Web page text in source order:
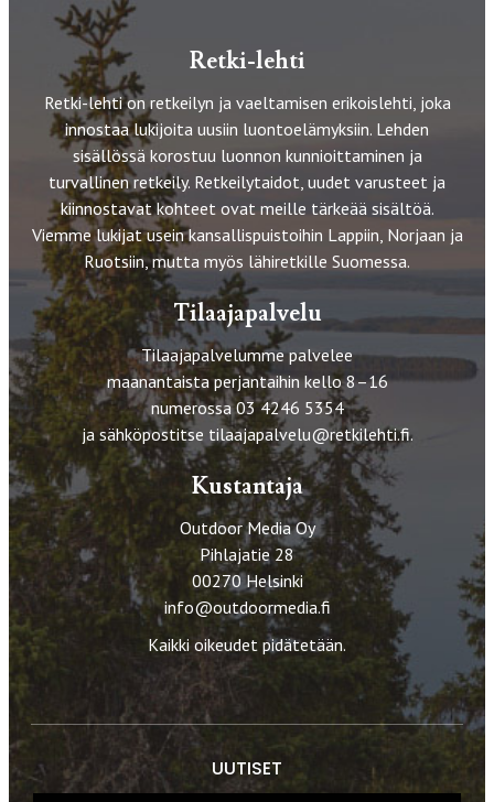
Retki-lehti
Retki-lehti on retkeilyn ja vaeltamisen erikoislehti, joka
innostaa lukijoita uusiin luontoelämyksiin. Lehden
sisällössä korostuu luonnon kunnioittaminen ja
turvallinen retkeily. Retkeilytaidot, uudet varusteet ja
kiinnostavat kohteet ovat meille tärkeää sisältöä.
Viemme lukijat usein kansallispuistoihin Lappiin, Norjaan ja
Ruotsiin, mutta myös lähiretkille Suomessa.
Tilaajapalvelu
Tilaajapalvelumme palvelee
maanantaista perjantaihin kello 8–16
numerossa 03 4246 5354
ja sähköpostitse tilaajapalvelu@retkilehti.fi.
Kustantaja
Outdoor Media Oy
Pihlajatie 28
00270 Helsinki
info@outdoormedia.fi
Kaikki oikeudet pidätetään.
UUTISET